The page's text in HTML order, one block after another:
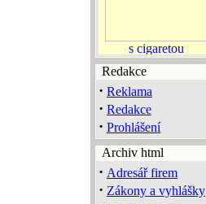
Redakce
· Reklama
· Redakce
· Prohlášení
Archiv html
· Adresář firem
· Zákony a vyhlášky